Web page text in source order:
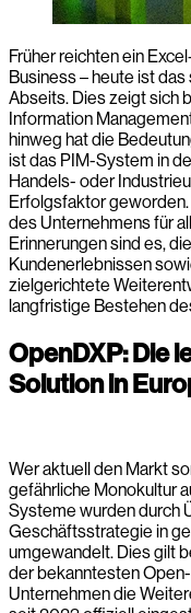
Früher reichten ein
Business – heute ist
Abseits. Dies zeigt sich
Information
hinweg hat die
ist das PIM-System in
Handels- oder
Erfolgsfaktor
des Unternehmens für
Erinnerungen sind es,
Kundenerlebnissen
zielgerichtete
langfristige Bestehen
OpenDXP: Die
Solution in
Wer aktuell den Markt
gefährliche Monokultur
Systeme wurden durch
Geschäftsstrategie in
umgewandelt. Dies gilt
der bekanntesten
Unternehmen die